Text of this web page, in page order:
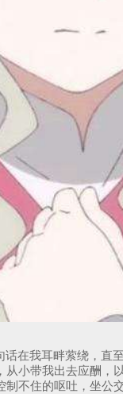
在我耳畔萦绕，直
小带我出去应酬，
不住的呕吐，坐